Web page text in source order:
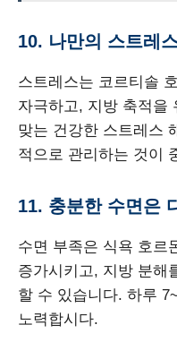
10. 나만의 스트레
스트레스는 코르티솔
자극하고, 지방 축적을
맞는 건강한 스트레스
적으로 관리하는 것이
11. 충분한 수면은
수면 부족은 식욕 호르
증가시키고, 지방 분해
할 수 있습니다. 하루
노력합시다.